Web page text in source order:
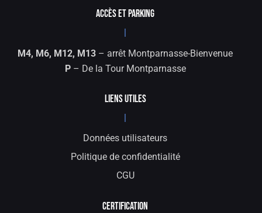
ACCÈS ET PARKING
|
M4, M6, M12, M13 – arrêt Montparnasse-Bienvenue
P– De la Tour Montparnasse
LIENS UTILES
|
Données utilisateurs
Politique de confidentialité
CGU
CERTIFICATION